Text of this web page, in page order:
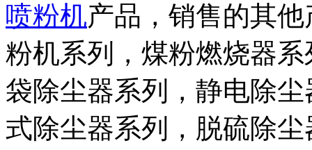
喷粉机产品，销售的其
粉机系列，煤粉燃烧器
袋除尘器系列，静电除
式除尘器系列，脱硫除